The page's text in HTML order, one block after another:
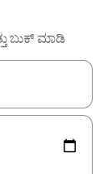
ಬುಕ್ ಮಾಡಿ
ಕೀಲಿಗಳೊಂದಿಗೆ